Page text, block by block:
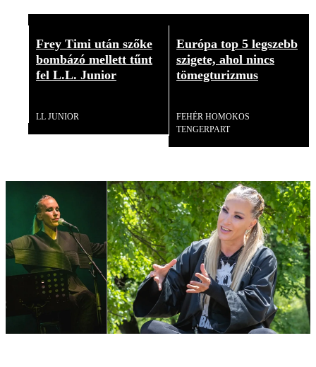
Frey Timi után szőke
bombázó mellett tűnt
fel L.L. Junior
LL JUNIOR
Európa top 5 legszebb
szigete, ahol nincs
tömegturizmus
FEHÉR HOMOKOS
TENGERPART